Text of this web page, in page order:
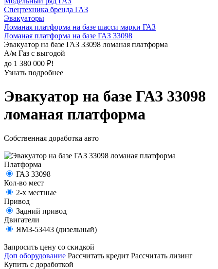
Спецтехника бренда ГАЗ
Эвакуаторы
Ломаная платформа на базе шасси марки ГАЗ
Ломаная платформа на базе ГАЗ 33098
Эвакуатор на базе ГАЗ 33098 ломаная платформа
А/м Газ с выгодой
до 1 380 000 ₽!
Узнать подробнее
Эвакуатор на базе ГАЗ 33098
ломаная платформа
Собственная доработка авто
Платформа
ГАЗ 33098
Кол-во мест
2-х местные
Привод
Задний привод
Двигатели
ЯМЗ-53443 (дизельный)
Запросить цену со скидкой
Доп оборудование Рассчитать кредит Рассчитать лизинг
Купить с доработкой